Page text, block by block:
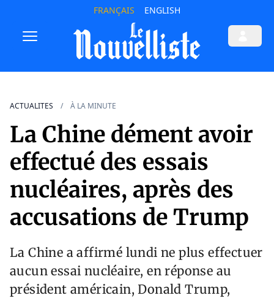
FRANÇAIS ENGLISH
ACTUALITES À LA MINUTE
La Chine dément avoir
effectué des essais
nucléaires, après des
accusations de Trump
La Chine a affirmé lundi ne plus effectuer
aucun essai nucléaire, en réponse au
président américain, Donald Trump,